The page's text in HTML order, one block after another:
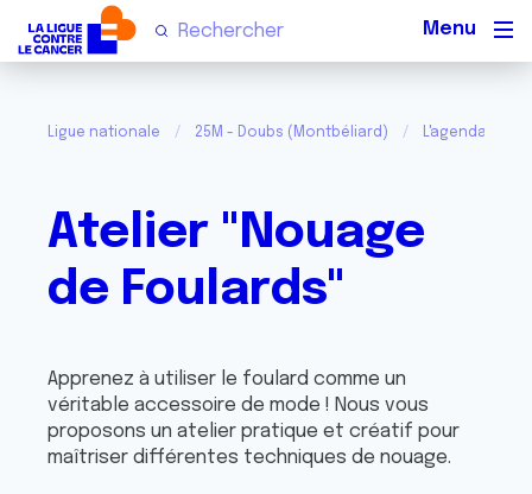
Ligue nationale 25M - Doubs (Montbéliard) L'agenda de
Atelier "Nouage
de Foulards"
Apprenez à utiliser le foulard comme un
véritable accessoire de mode ! Nous vous
proposons un atelier pratique et créatif pour
maîtriser différentes techniques de nouage.